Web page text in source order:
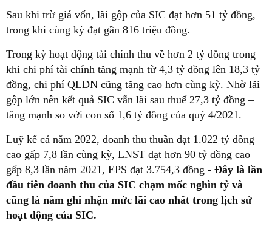
Sau khi trừ giá vốn, lãi gộp của SIC đạt hơn 51 tỷ đồng,
trong khi cùng kỳ đạt gần 816 triệu đồng.
Trong kỳ hoạt động tài chính thu về hơn 2 tỷ đồng trong
khi chi phí tài chính tăng mạnh từ 4,3 tỷ đồng lên 18,3 tỷ
đồng, chi phí QLDN cũng tăng cao hơn cùng kỳ. Nhờ lãi
gộp lớn nên kết quả SIC vẫn lãi sau thuế 27,3 tỷ đồng –
tăng mạnh so với con số 1,6 tỷ đồng của quý 4/2021.
Luỹ kế cả năm 2022, doanh thu thuần đạt 1.022 tỷ đồng
cao gấp 7,8 lần cùng kỳ, LNST đạt hơn 90 tỷ đồng cao
gấp 8,3 lần năm 2021, EPS đạt 3.754,3 đồng - Đây là lần
đầu tiên doanh thu của SIC chạm mốc nghìn tỷ và
cũng là năm ghi nhận mức lãi cao nhất trong lịch sử
hoạt động của SIC.